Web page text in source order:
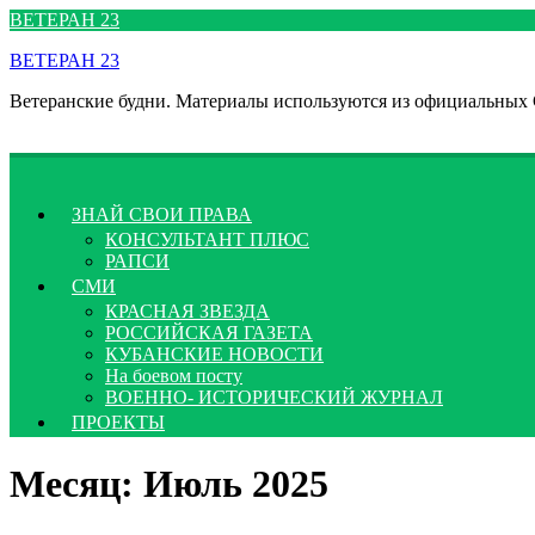
Перейти
содержимому
ВЕТЕРАН 23
ВЕТЕРАН 23
Ветеранские будни. Материалы используются из
ЗНАЙ СВОИ ПРАВА
КОНСУЛЬТАНТ ПЛЮС
РАПСИ
СМИ
КРАСНАЯ ЗВЕЗДА
РОССИЙСКАЯ ГАЗЕТА
КУБАНСКИЕ НОВОСТИ
На боевом посту
ВОЕННО- ИСТОРИЧЕСКИЙ ЖУРНАЛ
ПРОЕКТЫ
Месяц: Июль 2025